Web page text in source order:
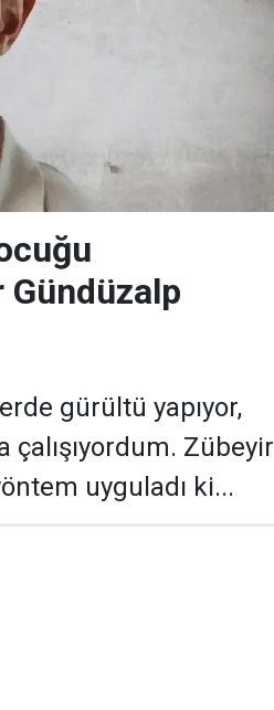
gürültü yapıyor,
çalışıyordum. Zübeyir
uyguladı ki...